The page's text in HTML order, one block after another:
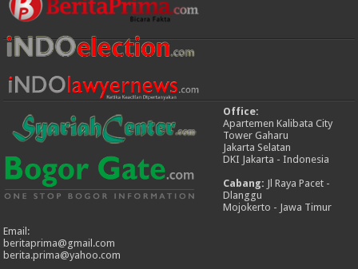
Office:
Apartemen Kalibata City
Tower Gaharu
Jakarta Selatan
DKI Jakarta - Indonesia
Cabang: Jl Raya Pacet -
Dlanggu
Mojokerto - Jawa Timur
Email:
beritaprima@gmail.com
berita.prima@yahoo.com